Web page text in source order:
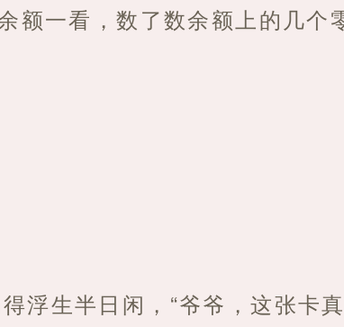
一看，数了数余额上的几个
浮生半日闲，“爷爷，这张卡